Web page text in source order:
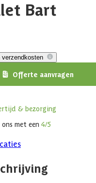
Bart
verzendkosten
Offerte aanvragen
& bezorging
met een 4/5